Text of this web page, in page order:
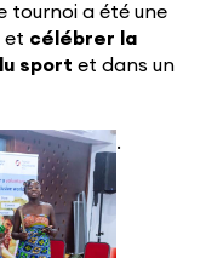
tournoi a été une
et célébrer la
sport et dans un
.